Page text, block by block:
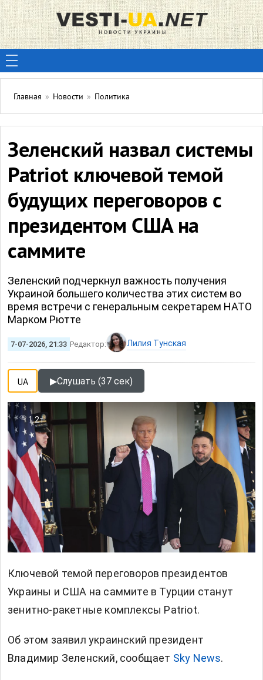
Главная » Новости » Политика
Зеленский назвал системы
Patriot ключевой темой
будущих переговоров с
президентом США на
саммите
Зеленский подчеркнул важность получения
Украиной большего количества этих систем во
время встречи с генеральным секретарем НАТО
Марком Рютте
7-07-2026, 21:33 Редактор: Лилия Тунская
UA ▶Слушать (37 сек)
1.2т
Ключевой темой переговоров президентов
Украины и США на саммите в Турции станут
зенитно-ракетные комплексы Patriot.
Об этом заявил украинский президент
Владимир Зеленский, сообщает Sky News.